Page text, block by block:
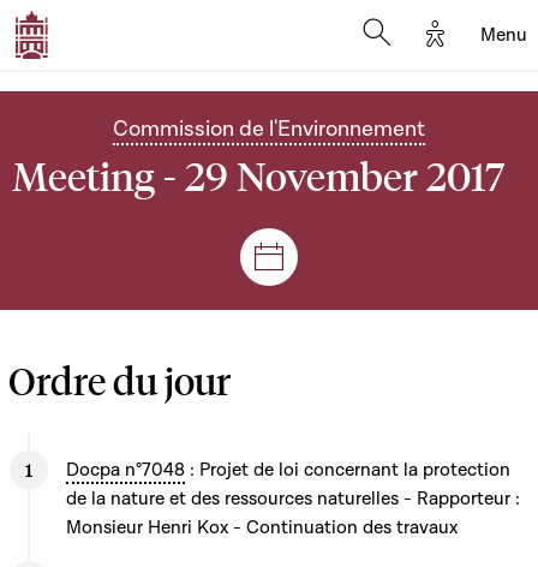
Options
Menu
Commission de l'Environnement
Meeting - 29 November 2017
Sessions and meetings
Ordre du jour
Docpa n°7048 : Projet de loi concernant la protection
de la nature et des ressources naturelles - Rapporteur :
Monsieur Henri Kox - Continuation des travaux